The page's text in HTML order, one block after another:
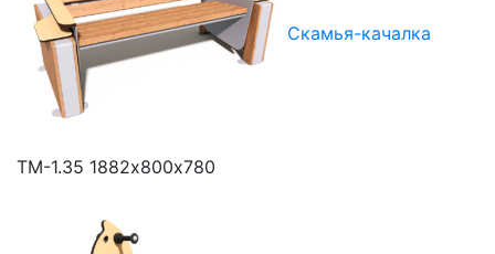
Скамья-качалка
ТМ-1.35 1882х800х780